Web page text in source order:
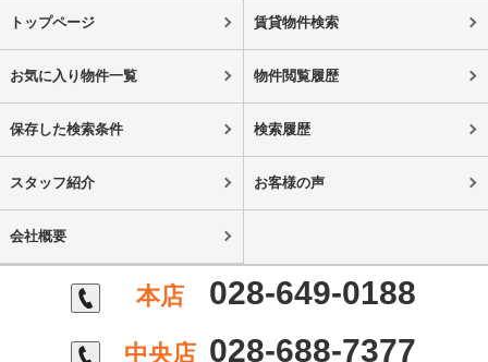
トップページ 賃貸物件検索
お気に入り物件一覧 物件閲覧履歴
保存した検索条件 検索履歴
スタッフ紹介 お客様の声
会社概要
本店 028-649-0188
中央店 028-688-7377